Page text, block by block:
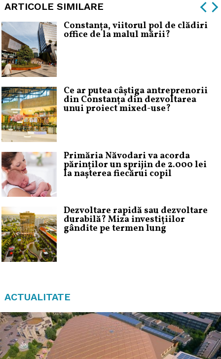
ARTICOLE SIMILARE
Constanța, viitorul pol de clădiri
office de la malul mării?
Ce ar putea câștiga antreprenorii
din Constanța din dezvoltarea
unui proiect mixed-use?
Primăria Năvodari va acorda
părinților un sprijin de 2.000 lei
la nașterea fiecărui copil
Dezvoltare rapidă sau dezvoltare
durabilă? Miza investițiilor
gândite pe termen lung
ACTUALITATE